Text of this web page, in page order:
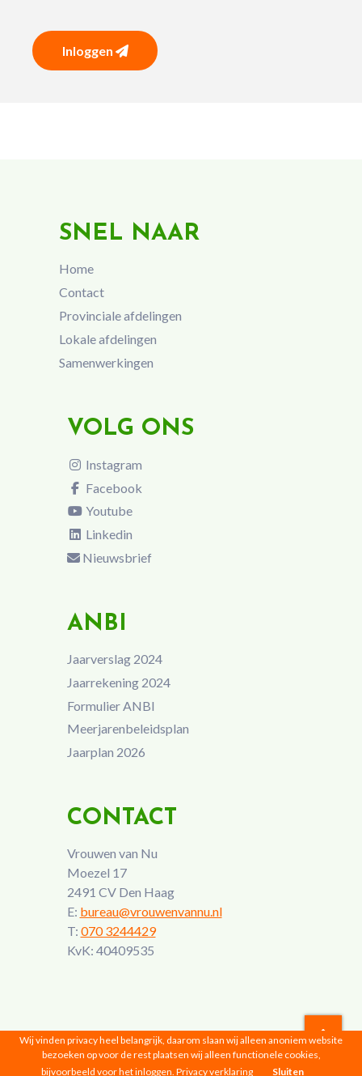
Inloggen
SNEL NAAR
Home
Contact
Provinciale afdelingen
Lokale afdelingen
Samenwerkingen
VOLG ONS
Instagram
Facebook
Youtube
Linkedin
Nieuwsbrief
ANBI
Jaarverslag 2024
Jaarrekening 2024
Formulier ANBI
Meerjarenbeleidsplan
Jaarplan 2026
CONTACT
Vrouwen van Nu
Moezel 17
2491 CV Den Haag
E: bureau@vrouwenvannu.nl
T: 070 3244429
KvK: 40409535
Vrouwen van Nu © 2026 |Privacyverklaring
Wij vinden privacy heel belangrijk, daarom slaan wij alleen anoniem website
bezoeken op voor de rest plaatsen wij alleen functionele cookies,
bijvoorbeeld voor het inloggen. Privacy verklaring Sluiten